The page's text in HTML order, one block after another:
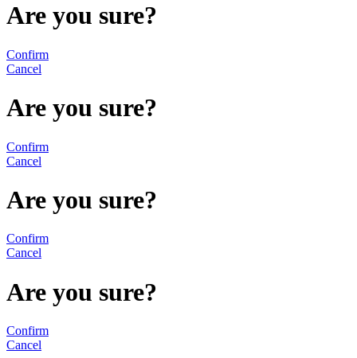
Are you sure?
Confirm
Cancel
Are you sure?
Confirm
Cancel
Are you sure?
Confirm
Cancel
Are you sure?
Confirm
Cancel